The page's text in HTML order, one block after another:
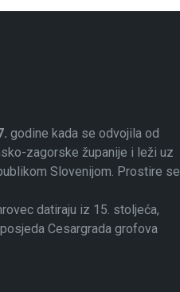
godine kada se odvojila od
zagorske županije i leži uz
Slovenijom. Prostire se
datiraju iz 15. stoljeća,
Cesargrada grofova